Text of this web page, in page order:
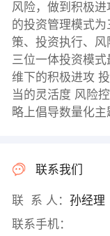
风险，做到积极进
的投资管理模式
策、投资执行、
三位一体投资模
维下的积极进攻
当的灵活度 风险
略上倡导数量化主
联系我们
联 系 人： 孙经理
联系手机：